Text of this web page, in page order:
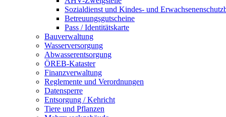
Sozialdienst und Kindes- und
Betreuungsgutscheine
Pass / Identitätskarte
Bauverwaltung
Wasserversorgung
Abwasserentsorgung
ÖREB-Kataster
Finanzverwaltung
Reglemente und Verordnungen
Datensperre
Entsorgung / Kehricht
Tiere und Pflanzen